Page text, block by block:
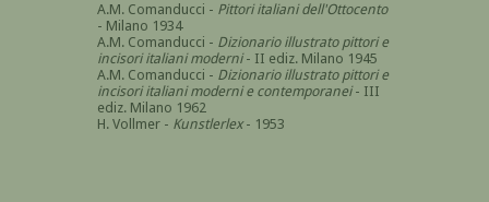
A.M. Comanducci - Pittori italiani dell'Ottocento
- Milano 1934
A.M. Comanducci - Dizionario illustrato pittori e
incisori italiani moderni- II ediz. Milano 1945
A.M. Comanducci - Dizionario illustrato pittori e
incisori italiani moderni e contemporanei- III
ediz. Milano 1962
H. Vollmer - Kunstlerlex- 1953